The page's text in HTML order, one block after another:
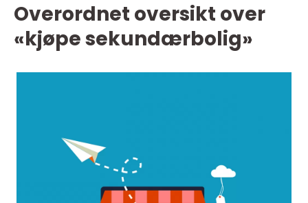
Overordnet oversikt over
«kjøpe sekundærbolig»